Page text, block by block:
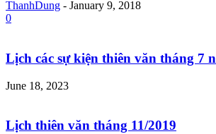
ThanhDung - January 9, 2018
0
Lịch các sự kiện thiên văn tháng 7
June 18, 2023
Lịch thiên văn tháng 11/2019